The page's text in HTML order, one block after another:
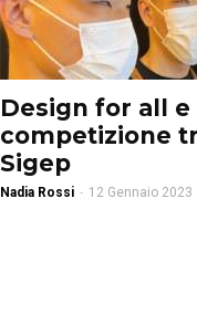
Design for all e
competizione
Sigep
Nadia Rossi - 12 Gennaio 2023